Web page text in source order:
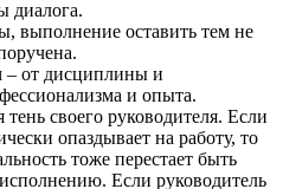
диалога.
выполнение оставить тем не
– от дисциплины и
и опыта.
своего руководителя. Если
опаздывает на работу, то
тоже перестает быть
Если руководитель